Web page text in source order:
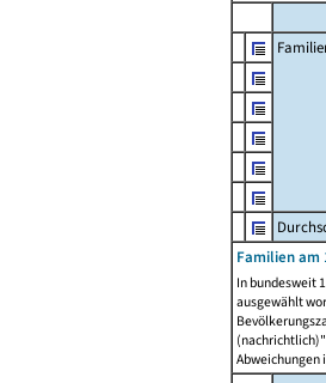
Familien am
In bundesweit
ausgewählt
Abweichungen